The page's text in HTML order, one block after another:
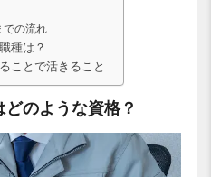
での流れ
種は？
ことで活きること
のような資格？